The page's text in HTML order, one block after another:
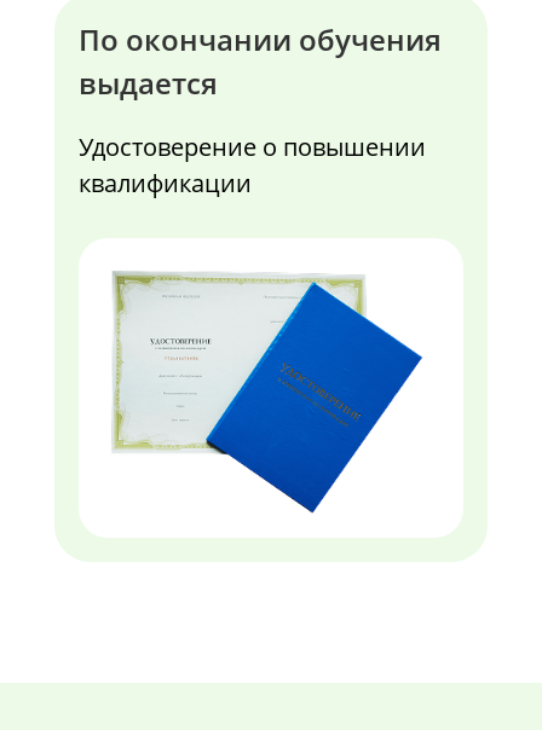
По окончании обучения
выдается
Удостоверение о повышении
квалификации